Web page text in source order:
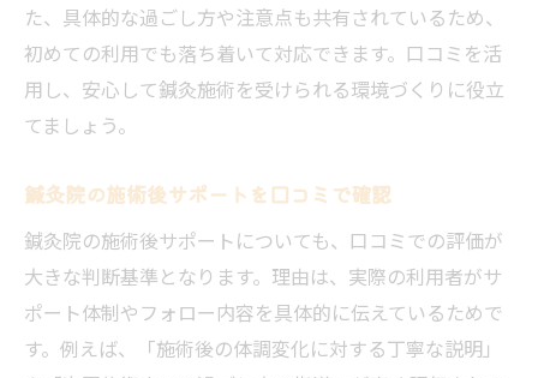
た、具体的な過ごし方や注意点も共有されているため、
初めての利用でも落ち着いて対応できます。口コミを活
用し、安心して鍼灸施術を受けられる環境づくりに役立
てましょう。
鍼灸院の施術後サポートを口コミで確認
鍼灸院の施術後サポートについても、口コミでの評価が
大きな判断基準となります。理由は、実際の利用者がサ
ポート体制やフォロー内容を具体的に伝えているためで
す。例えば、「施術後の体調変化に対する丁寧な説明」